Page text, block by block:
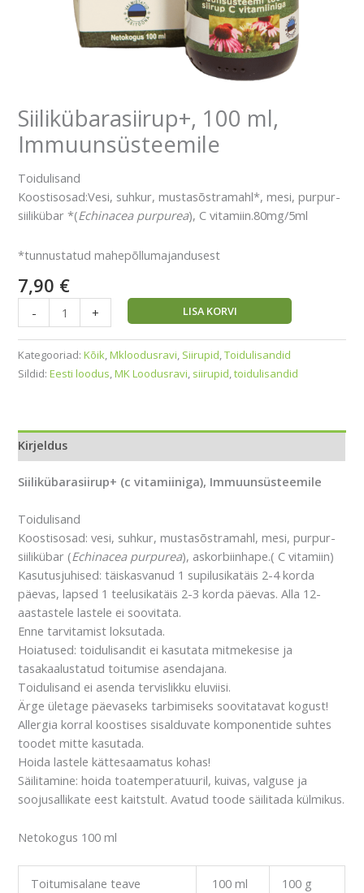
Siilikübarasiirup+, 100 ml,
Immuunsüsteemile
Toidulisand
Koostisosad:Vesi, suhkur, mustasõstramahl*, mesi, purpur-
siilikübar *(Echinacea purpurea), C vitamiin.80mg/5ml
*tunnustatud mahepõllumajandusest
7,90 €
- + LISA KORVI
Kategooriad:Kõik,Mkloodusravi, Siirupid,Toidulisandid
Sildid:Eesti loodus,MK Loodusravi, siirupid,toidulisandid
Kirjeldus
Siilikübarasiirup+ (c vitamiiniga), Immuunsüsteemile
Toidulisand
Koostisosad: vesi, suhkur, mustasõstramahl, mesi, purpur-
siilikübar (Echinacea purpurea), askorbiinhape.( C vitamiin)
Kasutusjuhised: täiskasvanud 1 supilusikatäis 2-4 korda
päevas, lapsed 1 teelusikatäis 2-3 korda päevas. Alla 12-
aastastele lastele ei soovitata.
Enne tarvitamist loksutada.
Hoiatused: toidulisandit ei kasutata mitmekesise ja
tasakaalustatud toitumise asendajana.
Toidulisand ei asenda tervislikku eluviisi.
Ärge ületage päevaseks tarbimiseks soovitatavat kogust!
Allergia korral koostises sisalduvate komponentide suhtes
toodet mitte kasutada.
Hoida lastele kättesaamatus kohas!
Säilitamine: hoida toatemperatuuril, kuivas, valguse ja
soojusallikate eest kaitstult. Avatud toode säilitada külmikus.
Netokogus 100 ml
Toitumisalane teave
100 ml
100 g